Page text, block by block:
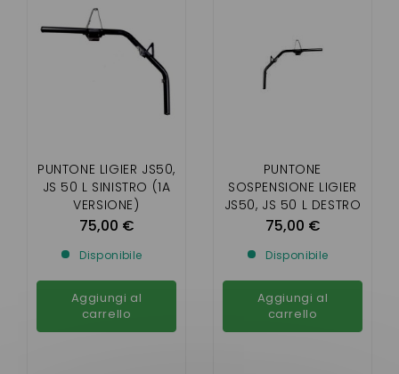
PUNTONE LIGIER JS50,
JS 50 L SINISTRO (1A
VERSIONE)
75,00 €
Disponibile
Aggiungi al
carrello
PUNTONE
SOSPENSIONE LIGIER
JS50, JS 50 L DESTRO
(1A VERSIONE)
75,00 €
Disponibile
Aggiungi al
carrello